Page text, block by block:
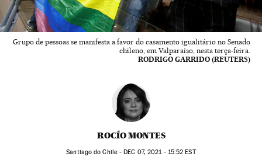
Grupo de pessoas se manifesta a favor do casamento igualitário no Senado
chileno, em Valparaíso, nesta terça-feira.
RODRIGO GARRIDO (REUTERS)
ROCÍO MONTES
Santiago do Chile -DEC 07, 2021 - 15:52 EST